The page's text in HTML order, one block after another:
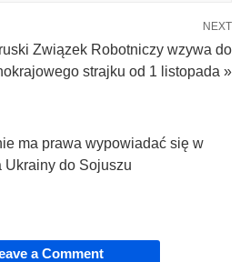
NEXT
Związek Robotniczy wzywa do
strajku od 1 listopada »
ma prawa wypowiadać się w
do Sojuszu
a Comment